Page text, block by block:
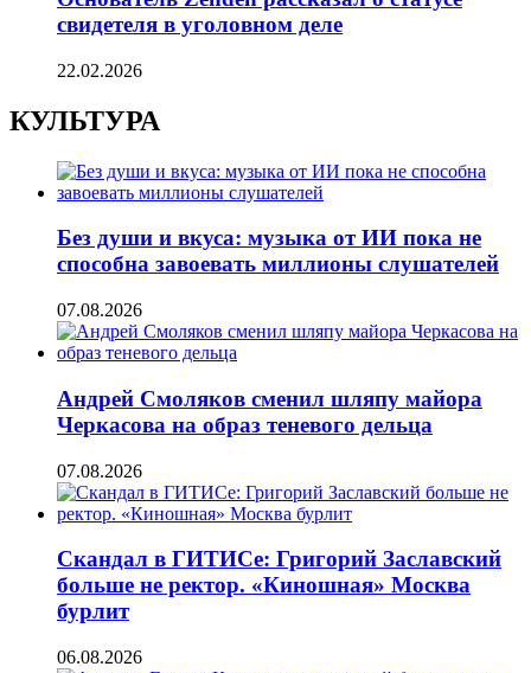
свидетеля в уголовном деле
22.02.2026
КУЛЬТУРА
Без души и вкуса: музыка от ИИ пока не
способна завоевать миллионы слушателей
07.08.2026
Андрей Смоляков сменил шляпу майора
Черкасова на образ теневого дельца
07.08.2026
Скандал в ГИТИСе: Григорий Заславский
больше не ректор. «Киношная» Москва
бурлит
06.08.2026